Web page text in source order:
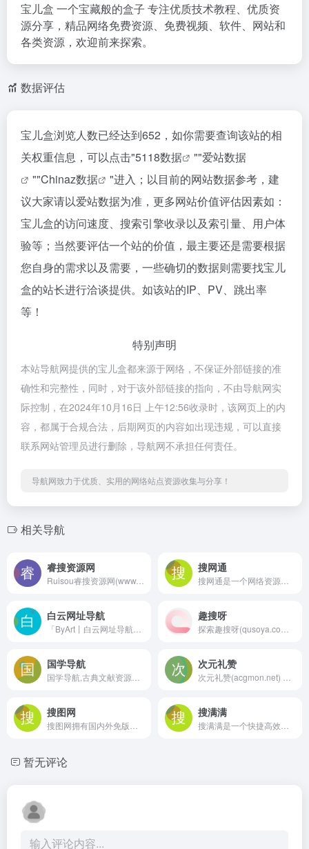
宝儿盒 一个宝藏般的盒子 专注优质技术教程、优质资
源分享，精品网络免费资源、免费视频、软件、网站和
各类资源，欢迎前来探索。
数据评估
宝儿盒浏览人数已经达到652，如你需要查询该站的相
关权重信息，可以点击"5118数据 ""爱站数据
""Chinaz数据
"进入；以目前的网站数据参考，建
议大家请以爱站数据为准，更多网站价值评估因素如：
宝儿盒的访问速度、搜索引擎收录以及索引量、用户体
验等；当然要评估一个站的价值，最主要还是需要根据
您自身的需求以及需要，一些确切的数据则需要找宝儿
盒的站长进行洽谈提供。如该站的IP、PV、跳出率
等！
特别声明
本站导航网提供的宝儿盒都来源于网络，不保证外部链接的准
确性和完整性，同时，对于该外部链接的指向，不由导航网实
际控制，在2024年10月16日 上午12:56收录时，该网页上的内
容，都属于合规合法，后期网页的内容如出现违规，可以直接
联系网站管理员进行删除，导航网不承担任何责任。
导航网致力于优质、实用的网络站点资源收集与分享！
相关导航
睿搜资源网
Ruisou睿搜资源网(www.ruisou121.com)是一个收集全网精品的资源导航网站，提供简单便捷的资源查找和网上导航服务。 只做最好的资源导航
搜网通
白云网址导航 趣搜呀
国学导航 次元礼赞
搜图网 搜满满
暂无评论